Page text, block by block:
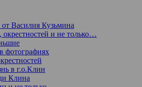
Василия Кузьмина
и не только…
фотографиях
в г.о.Клин
Клина